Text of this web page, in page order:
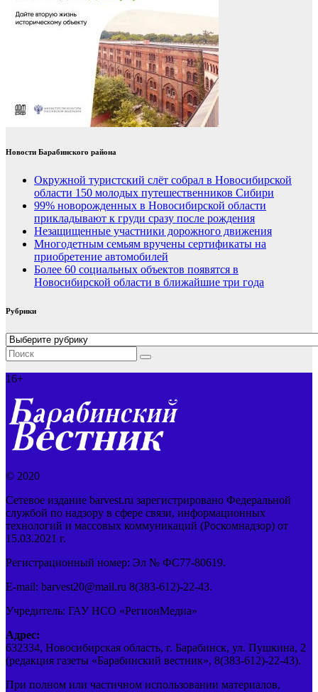
Новости Барабинского района
Окружной туристский слёт собрал в Новосибирской
области 150 молодых путешественников Сибири
99% новорожденных в Новосибирской области
прикладывают к груди сразу после рождения
Незащищенные участники дорожного движения
Многодетным семьям вручены сертификаты на
приобретение автомобилей
Более 60 социальных объектов появятся в
Новосибирской области в ближайшие три года
Рубрики
Рубрики
16+
© 2020
Сетевое издание barvest.ru зарегистрировано Федеральной
службой по надзору в сфере связи, информационных
технологий и массовых коммуникаций (Роскомнадзор) от
15.03.2021 г.
Регистрационный номер: Эл № ФС77-80619.
E-mail: barvest20@mail.ru 8(383-612)-22-43.
Учредитель: ГАУ НСО «РегионМедиа»
Адрес:
632334, Новосибирская область, г. Барабинск, ул. Пушкина, 2
(редакция газеты «Барабинский вестник», 8(383-612)-22-43).
При полном или частичном использовании материалов,